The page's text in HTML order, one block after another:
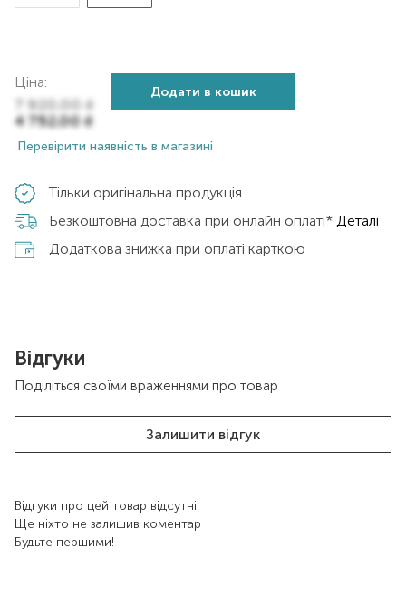
Ціна:
7 920,00
4 752,00₴
Додати в кошик
Перевірити наявність в магазині
Тільки оригінальна продукція
Безкоштовна доставка при онлайн оплаті* Деталі
Додаткова знижка при оплаті карткою
Відгуки
Поділіться своїми враженнями про товар
Залишити відгук
Відгуки про цей товар відсутні
Ще ніхто не залишив коментар
Будьте першими!